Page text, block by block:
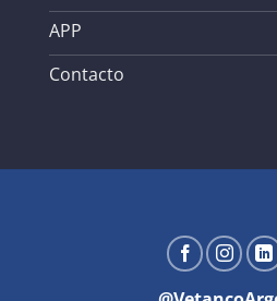
APP
Contacto